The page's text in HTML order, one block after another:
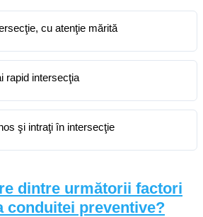
cu atenţie mărită
rapid intersecţia
şi intraţi în intersecţie
dintre următorii factori
conduitei preventive?